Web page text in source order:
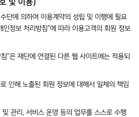
및 이용)
단에 의하여 이용계약의 성립 및 이행에 필요
인정보 처리방침”에 따라 이용고객의 회원 정보
”은 재단에 연결된 다른 웹 사이트에는 적용되
인해 노출된 회원 정보에 대해서 일체의 책임
관리, 서비스 운영 등의 업무를 스스로 수행